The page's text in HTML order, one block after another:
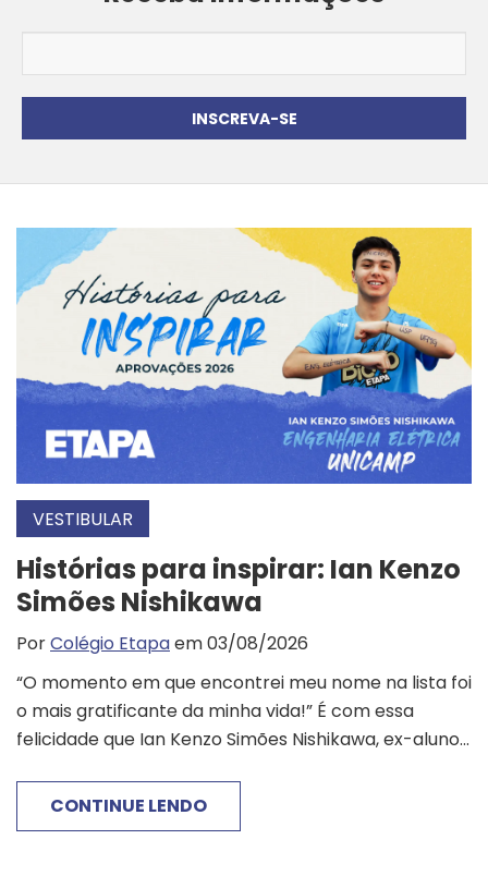
VESTIBULAR
Histórias para inspirar: Ian Kenzo
Simões Nishikawa
PorColégio Etapaem 03/08/2026
“O momento em que encontrei meu nome na lista foi
o mais gratificante da minha vida!” É com essa
felicidade que Ian Kenzo Simões Nishikawa, ex-aluno...
CONTINUE LENDO